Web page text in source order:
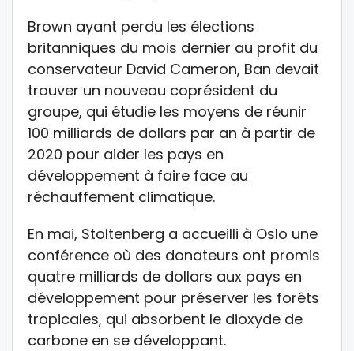
Brown ayant perdu les élections
britanniques du mois dernier au profit du
conservateur David Cameron, Ban devait
trouver un nouveau coprésident du
groupe, qui étudie les moyens de réunir
100 milliards de dollars par an à partir de
2020 pour aider les pays en
développement à faire face au
réchauffement climatique.
En mai, Stoltenberg a accueilli à Oslo une
conférence où des donateurs ont promis
quatre milliards de dollars aux pays en
développement pour préserver les forêts
tropicales, qui absorbent le dioxyde de
carbone en se développant.